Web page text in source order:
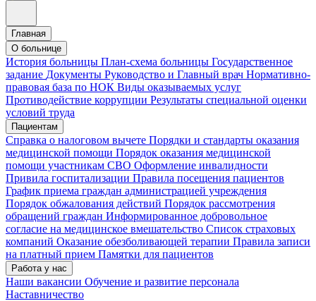
Главная
О больнице
История больницы План-схема больницы Государственное
задание Документы Руководство и Главный врач Нормативно-
правовая база по НОК Виды оказываемых услуг
Противодействие коррупции Результаты специальной оценки
условий труда
Пациентам
Справка о налоговом вычете Порядки и стандарты оказания
медицинской помощи Порядок оказания медицинской
помощи участникам СВО Оформление инвалидности
Привила госпитализации Правила посещения пациентов
График приема граждан администрацией учреждения
Порядок обжалования действий Порядок рассмотрения
обращений граждан Информированное добровольное
согласие на медицинское вмешательство Список страховых
компаний Оказание обезболивающей терапии Правила записи
на платный прием Памятки для пациентов
Работа у нас
Наши вакансии Обучение и развитие персонала
Наставничество